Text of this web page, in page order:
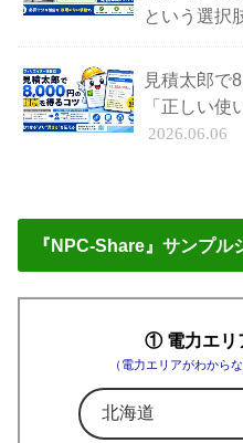
という選択
見積太郎で
「正しい使
2026.06.06
『NPC-Share』サンプル